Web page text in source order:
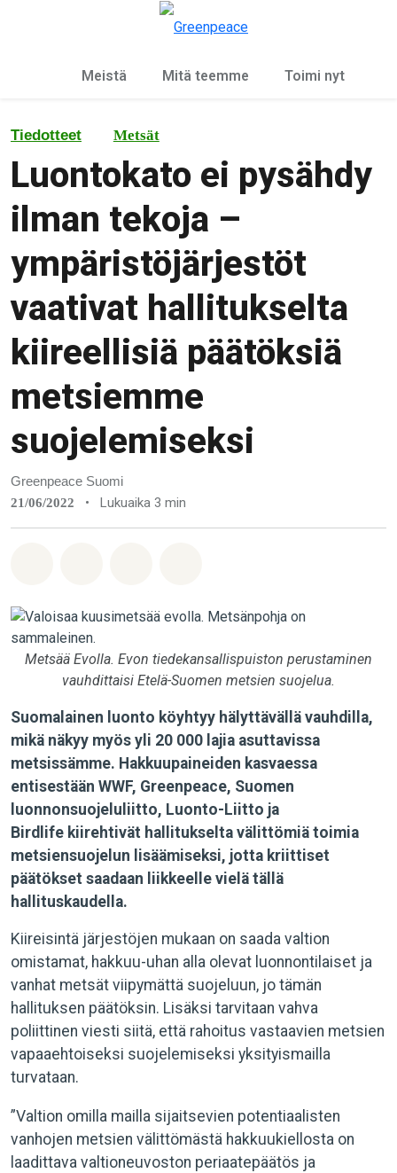
Meistä Mitä teemme Toimi nyt
Tiedotteet Metsät
Luontokato ei pysähdy
ilman tekoja –
ympäristöjärjestöt
vaativat hallitukselta
kiireellisiä päätöksiä
metsiemme
suojelemiseksi
Greenpeace Suomi
21/06/2022 • Lukuaika 3 min
Metsää Evolla. Evon tiedekansallispuiston perustaminen
vauhdittaisi Etelä-Suomen metsien suojelua.
Suomalainen luonto köyhtyy hälyttävällä vauhdilla,
mikä näkyy myös yli 20 000 lajia asuttavissa
metsissämme. Hakkuupaineiden kasvaessa
entisestään WWF, Greenpeace, Suomen
luonnonsuojeluliitto, Luonto-Liitto ja
Birdlife kiirehtivät hallitukselta välittömiä toimia
metsiensuojelun lisäämiseksi, jotta kriittiset
päätökset saadaan liikkeelle vielä tällä
hallituskaudella.
Kiireisintä järjestöjen mukaan on saada valtion
omistamat, hakkuu-uhan alla olevat luonnontilaiset ja
vanhat metsät viipymättä suojeluun, jo tämän
hallituksen päätöksin. Lisäksi tarvitaan vahva
poliittinen viesti siitä, että rahoitus vastaavien metsien
vapaaehtoiseksi suojelemiseksi yksityismailla
turvataan.
”Valtion omilla mailla sijaitsevien potentiaalisten
vanhojen metsien välittömästä hakkuukiellosta on
laadittava valtioneuvoston periaatepäätös ja